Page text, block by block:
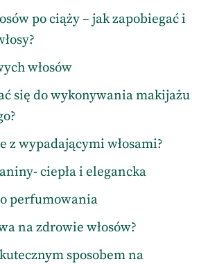
po ciąży – jak zapobiegać i
włosów
się do wykonywania makijażu
z wypadającymi włosami?
ciepła i elegancka
perfumowania
na zdrowie włosów?
sposobem na